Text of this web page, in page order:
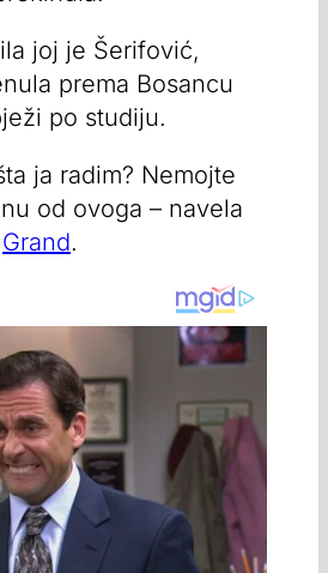
joj je Šerifović,
prema Bosancu
po studiju.
ja radim? Nemojte
od ovoga – navela
Grand.